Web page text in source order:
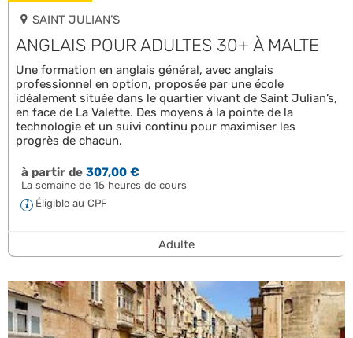
SAINT JULIAN’S
ANGLAIS POUR ADULTES 30+ À MALTE
Une formation en anglais général, avec anglais
professionnel en option, proposée par une école
idéalement située dans le quartier vivant de Saint Julian’s,
en face de La Valette. Des moyens à la pointe de la
technologie et un suivi continu pour maximiser les
progrès de chacun.
à partir de307,00 €
La semaine de 15 heures de cours
Éligible au CPF
Adulte